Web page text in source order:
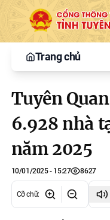
Trang chủ
Tuyên
6.928 nhà
năm 2025
10/01/2025 - 15:27 8627
Cỡ chữ: